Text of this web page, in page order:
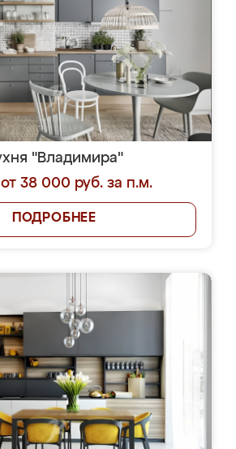
"Владимира"
38 000 руб. за п.м.
ПОДРОБНЕЕ